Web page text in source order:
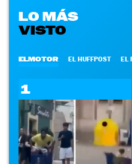
LO MÁS
VISTO
ELMOTOR EL HUFFPOST EL
1